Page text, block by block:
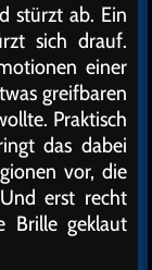
stürzt ab. Ein
sich drauf.
einer
greifbaren
Praktisch
das dabei
vor, die
erst recht
Brille geklaut